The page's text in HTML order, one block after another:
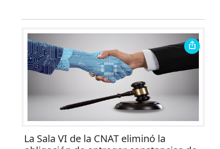
La Sala VI de la CNAT eliminó la